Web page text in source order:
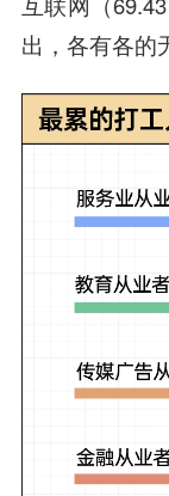
出，各有各的